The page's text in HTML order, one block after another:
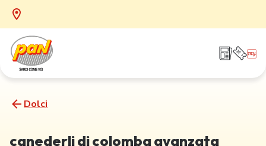
Dolci
canederli di colomba avanzata